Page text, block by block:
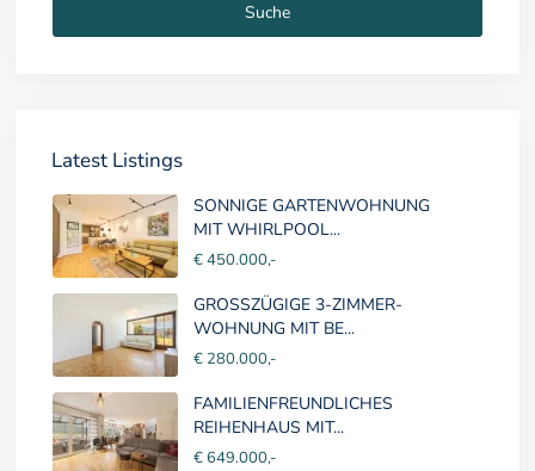
Suche
Latest Listings
SONNIGE GARTENWOHNUNG
MIT WHIRLPOOL...
€ 450.000,-
GROSSZÜGIGE 3-ZIMMER-
WOHNUNG MIT BE...
€ 280.000,-
FAMILIENFREUNDLICHES
REIHENHAUS MIT...
€ 649.000,-